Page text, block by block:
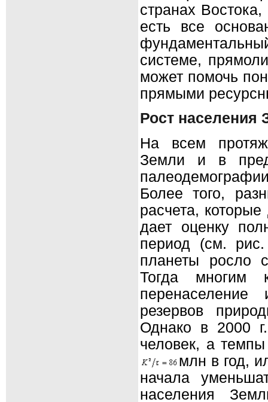
странах
есть все
системе,
может помочь
прямыми
Рост населения
На всем
Земли и в
Более того,
расчета,
дает оценку
период (см.
планеты росло
Тогда многим
резервов
Однако в 2000
человек, а
млн в год,
начала
населения